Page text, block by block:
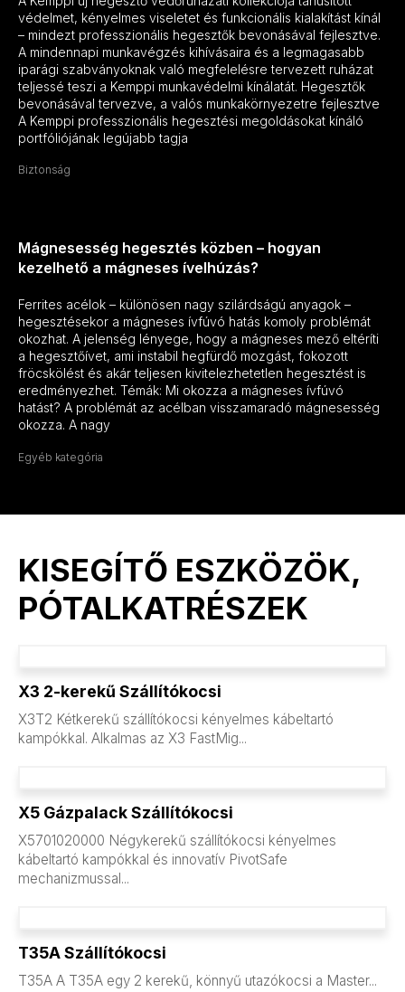
védelmet, kényelmes viseletet és funkcionális kialakítást kínál
– mindezt professzionális hegesztők bevonásával fejlesztve.
A mindennapi munkavégzés kihívásaira és a legmagasabb
iparági szabványoknak való megfelelésre tervezett ruházat
teljessé teszi a Kemppi munkavédelmi kínálatát. Hegesztők
bevonásával tervezve, a valós munkakörnyezetre fejlesztve
A Kemppi professzionális hegesztési megoldásokat kínáló
portfóliójának legújabb tagja
Biztonság
Mágnesesség hegesztés közben – hogyan
kezelhető a mágneses ívelhúzás?
Ferrites acélok – különösen nagy szilárdságú anyagok –
hegesztésekor a mágneses ívfúvó hatás komoly problémát
okozhat. A jelenség lényege, hogy a mágneses mező eltéríti
a hegesztőívet, ami instabil hegfürdő mozgást, fokozott
fröcskölést és akár teljesen kivitelezhetetlen hegesztést is
eredményezhet. Témák: Mi okozza a mágneses ívfúvó
hatást? A problémát az acélban visszamaradó mágnesesség
okozza. A nagy
Egyéb kategória
KISEGÍTŐ ESZKÖZÖK,
PÓTALKATRÉSZEK
X3 2-kerekű Szállítókocsi
X3T2 Kétkerekű szállítókocsi kényelmes kábeltartó
kampókkal. Alkalmas az X3 FastMig...
X5 Gázpalack Szállítókocsi
X5701020000 Négykerekű szállítókocsi kényelmes
kábeltartó kampókkal és innovatív PivotSafe
mechanizmussal...
T35A Szállítókocsi
T35A A T35A egy 2 kerekű, könnyű utazókocsi a Master...